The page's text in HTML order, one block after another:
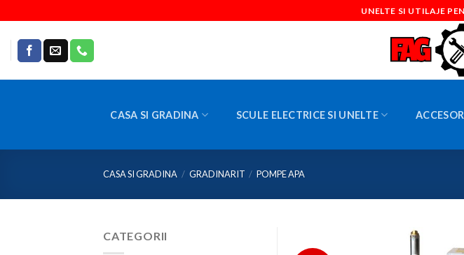
to
content
UNELTE SI UTILAJE
CASA SI GRADINA SCULE ELECTRICE SI UNELTE
CASA SI GRADINA / GRADINARIT / POMPE APA
CATEGORII